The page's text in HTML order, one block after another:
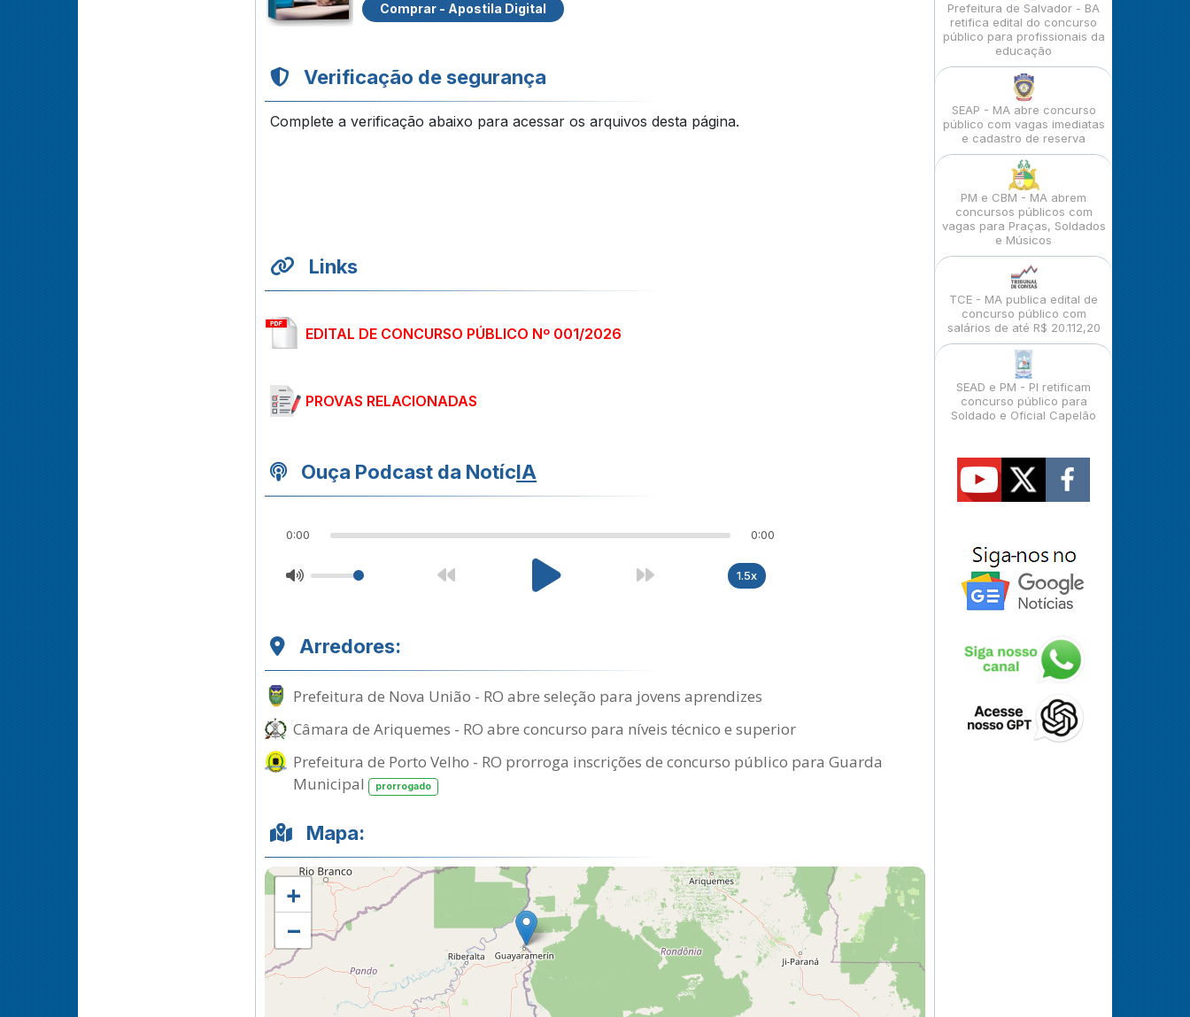
Comprar - Apostila Digital
Verificação de segurança
Complete a verificação abaixo para acessar os arquivos desta página.
Links
EDITAL DE CONCURSO PÚBLICO Nº 001/2026
PROVAS RELACIONADAS
Ouça Podcast da NotícIA
0:00 0:00
1.5x
Arredores:
Prefeitura de Nova União - RO abre seleção para jovens aprendizes
Câmara de Ariquemes - RO abre concurso para níveis técnico e superior
Prefeitura de Porto Velho - RO prorroga inscrições de concurso público para Guarda
Municipal
prorrogado
Mapa:
+
−
Prefeitura de Salvador - BA
retifica edital do concurso
público para profissionais da
educação
SEAP - MA abre concurso
público com vagas imediatas
e cadastro de reserva
PM e CBM - MA abrem
concursos públicos com
vagas para Praças, Soldados
e Músicos
TCE - MA publica edital de
concurso público com
salários de até R$ 20.112,20
SEAD e PM - PI retificam
concurso público para
Soldado e Oficial Capelão